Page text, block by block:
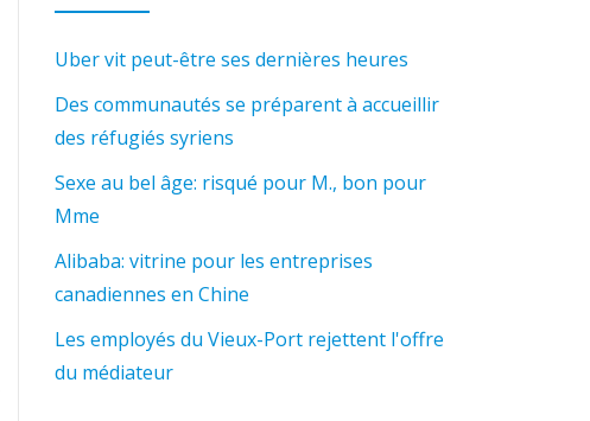
Uber vit peut-être ses dernières heures
Des communautés se préparent à accueillir
des réfugiés syriens
Sexe au bel âge: risqué pour M., bon pour
Mme
Alibaba: vitrine pour les entreprises
canadiennes en Chine
Les employés du Vieux-Port rejettent l'offre
du médiateur